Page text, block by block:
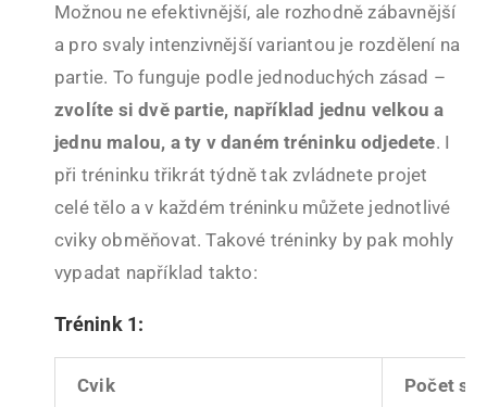
Možnou ne efektivnější, ale rozhodně zábavnější
a pro svaly intenzivnější variantou je rozdělení na
partie. To funguje podle jednoduchých zásad –
zvolíte si dvě partie, například jednu velkou a
jednu malou, a ty v daném tréninku odjedete. I
při tréninku třikrát týdně tak zvládnete projet
celé tělo a v každém tréninku můžete jednotlivé
cviky obměňovat. Takové tréninky by pak mohly
vypadat například takto:
Trénink 1:
Cvik Počet